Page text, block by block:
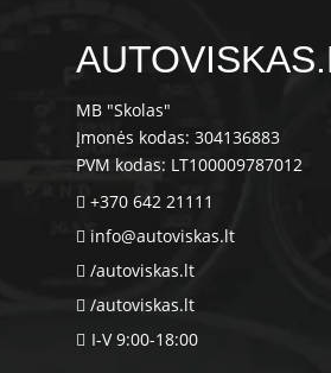
MB "Skolas"
Įmonės kodas: 304136883
PVM kodas: LT100009787012
+370 642 21111
info@autoviskas.lt
/autoviskas.lt
/autoviskas.lt
I-V 9:00-18:00